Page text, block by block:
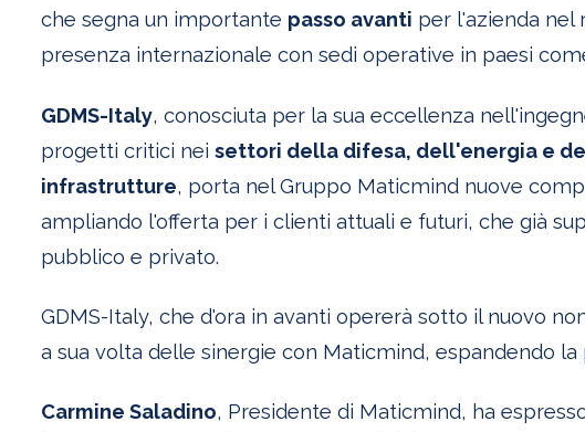
che segna un importante passo avanti per l'azienda nel
presenza internazionale con sedi operative in paesi
GDMS-Italy, conosciuta per la sua eccellenza
progetti critici nei settori della difesa, dell'energia e
infrastrutture, porta nel Gruppo Maticmind nuove
ampliando l'offerta per i clienti attuali e futuri, che già
pubblico e privato.
GDMS-Italy, che d'ora in avanti opererà sotto il nuovo
a sua volta delle sinergie con Maticmind, espandendo
Carmine Saladino, Presidente di Maticmind, ha